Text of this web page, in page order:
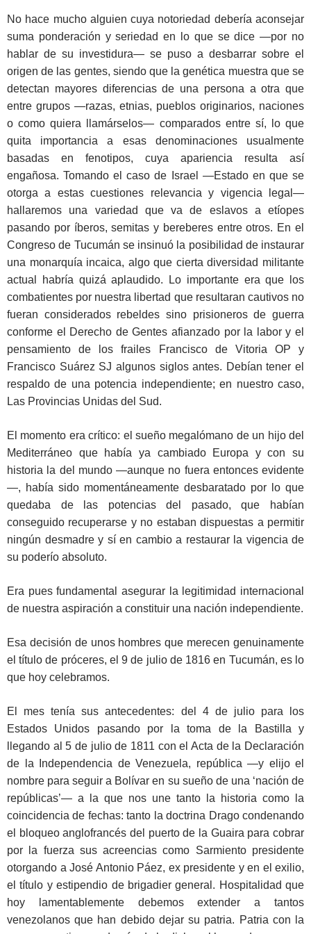
No hace mucho alguien cuya notoriedad debería aconsejar
suma ponderación y seriedad en lo que se dice —por no
hablar de su investidura— se puso a desbarrar sobre el
origen de las gentes, siendo que la genética muestra que se
detectan mayores diferencias de una persona a otra que
entre grupos —razas, etnias, pueblos originarios, naciones
o como quiera llamárselos— comparados entre sí, lo que
quita importancia a esas denominaciones usualmente
basadas en fenotipos, cuya apariencia resulta así
engañosa. Tomando el caso de Israel —Estado en que se
otorga a estas cuestiones relevancia y vigencia legal—
hallaremos una variedad que va de eslavos a etíopes
pasando por íberos, semitas y bereberes entre otros. En el
Congreso de Tucumán se insinuó la posibilidad de instaurar
una monarquía incaica, algo que cierta diversidad militante
actual habría quizá aplaudido. Lo importante era que los
combatientes por nuestra libertad que resultaran cautivos no
fueran considerados rebeldes sino prisioneros de guerra
conforme el Derecho de Gentes afianzado por la labor y el
pensamiento de los frailes Francisco de Vitoria OP y
Francisco Suárez SJ algunos siglos antes. Debían tener el
respaldo de una potencia independiente; en nuestro caso,
Las Provincias Unidas del Sud.
El momento era crítico: el sueño megalómano de un hijo del
Mediterráneo que había ya cambiado Europa y con su
historia la del mundo —aunque no fuera entonces evidente
—, había sido momentáneamente desbaratado por lo que
quedaba de las potencias del pasado, que habían
conseguido recuperarse y no estaban dispuestas a permitir
ningún desmadre y sí en cambio a restaurar la vigencia de
su poderío absoluto.
Era pues fundamental asegurar la legitimidad internacional
de nuestra aspiración a constituir una nación independiente.
Esa decisión de unos hombres que merecen genuinamente
el título de próceres, el 9 de julio de 1816 en Tucumán, es lo
que hoy celebramos.
El mes tenía sus antecedentes: del 4 de julio para los
Estados Unidos pasando por la toma de la Bastilla y
llegando al 5 de julio de 1811 con el Acta de la Declaración
de la Independencia de Venezuela, república —y elijo el
nombre para seguir a Bolívar en su sueño de una ‘nación de
repúblicas’— a la que nos une tanto la historia como la
coincidencia de fechas: tanto la doctrina Drago condenando
el bloqueo anglofrancés del puerto de la Guaira para cobrar
por la fuerza sus acreencias como Sarmiento presidente
otorgando a José Antonio Páez, ex presidente y en el exilio,
el título y estipendio de brigadier general. Hospitalidad que
hoy lamentablemente debemos extender a tantos
venezolanos que han debido dejar su patria. Patria con la